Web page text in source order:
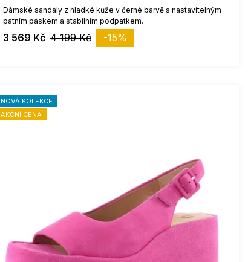
Dámské sandály z hladké kůže v černé barvě s nastavitelným
patním páskem a stabilním podpatkem.
3 569 Kč 4 199 Kč -15%
NOVÁ KOLEKCE
AKČNÍ CENA